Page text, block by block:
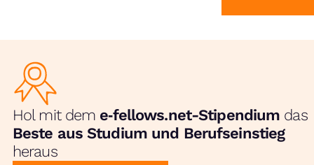
Hol mit dem e‑fellows.net-Stipendium das
Beste aus Studium und Berufseinstieg
heraus